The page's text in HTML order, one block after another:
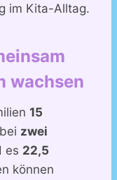
im Kita-Alltag.
wachsen
15
zwei
es 22,5
können